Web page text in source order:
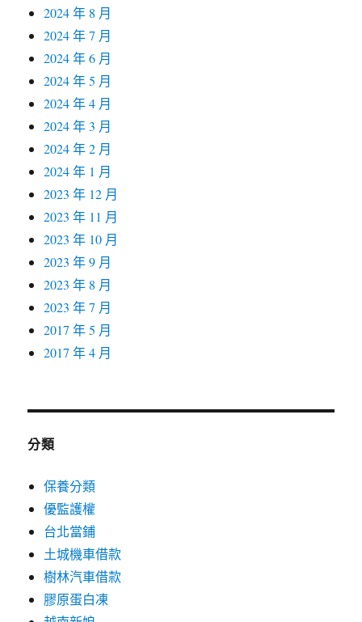
2024 年 8 月
2024 年 7 月
2024 年 6 月
2024 年 5 月
2024 年 4 月
2024 年 3 月
2024 年 2 月
2024 年 1 月
2023 年 12 月
2023 年 11 月
2023 年 10 月
2023 年 9 月
2023 年 8 月
2023 年 7 月
2017 年 5 月
2017 年 4 月
分類
保養分類
優監護權
台北當鋪
土城機車借款
樹林汽車借款
膠原蛋白凍